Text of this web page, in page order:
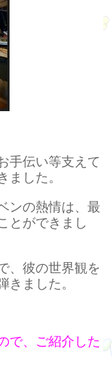
手伝い等支えて
ました。
ンの熱情は、最
とができまし
、彼の世界観を
きました。
で、ご紹介した